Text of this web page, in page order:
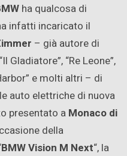
ha qualcosa di
infatti incaricato il
– già autore di
“Re Leone”,
e molti altri – di
auto elettriche di nuova
presentato a Monaco di
della
BMW Vision M Next“, la